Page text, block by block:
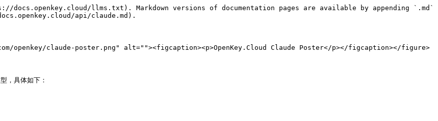
llms.txt). Markdown versions of documentation pages are available by appending `.md`
api/claude.md).
openkey/claude-poster.png" alt=""><figcaption><p>OpenKey.Cloud Claude Poster</p></figcaption></figure>
具体如下：